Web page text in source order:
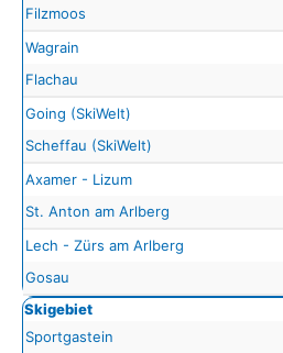
Filzmoos
Wagrain
Flachau
Going (SkiWelt)
Scheffau (SkiWelt)
Axamer - Lizum
St. Anton am Arlberg
Lech - Zürs am Arlberg
Gosau
Skigebiet
Sportgastein